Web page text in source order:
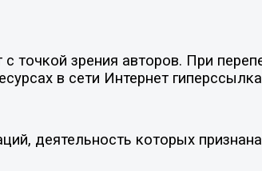
зрения авторов. При
в сети Интернет
деятельность которых